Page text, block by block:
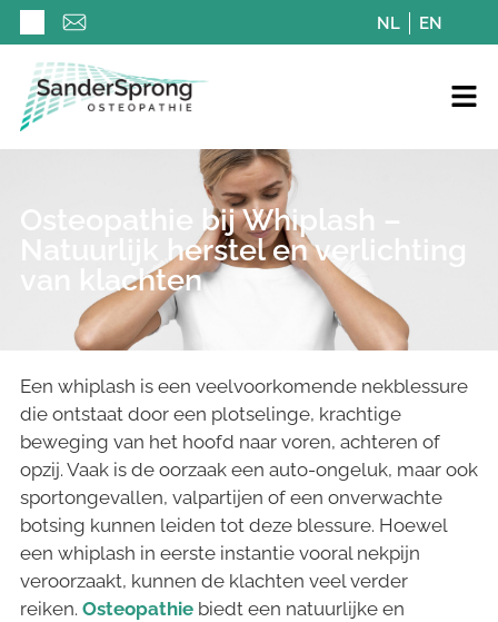
NL EN
Osteopathie bij Whiplash –
Natuurlijk herstel en verlichting
van klachten
Een whiplash is een veelvoorkomende nekblessure
die ontstaat door een plotselinge, krachtige
beweging van het hoofd naar voren, achteren of
opzij. Vaak is de oorzaak een auto-ongeluk, maar ook
sportongevallen, valpartijen of een onverwachte
botsing kunnen leiden tot deze blessure. Hoewel
een whiplash in eerste instantie vooral nekpijn
veroorzaakt, kunnen de klachten veel verder
reiken. Osteopathie biedt een natuurlijke en